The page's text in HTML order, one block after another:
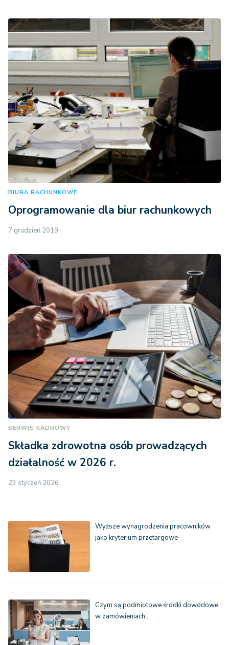
BIURA RACHUNKOWE
Oprogramowanie dla biur rachunkowych
7 grudzień 2019
SERWIS KADROWY
Składka zdrowotna osób prowadzących
działalność w 2026 r.
23 styczeń 2026
Wyższe wynagrodzenia pracowników
jako kryterium przetargowe
Czym są podmiotowe środki dowodowe
w zamówieniach…